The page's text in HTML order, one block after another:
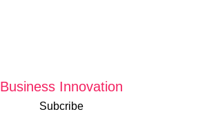
Business Innovation
Subcribe